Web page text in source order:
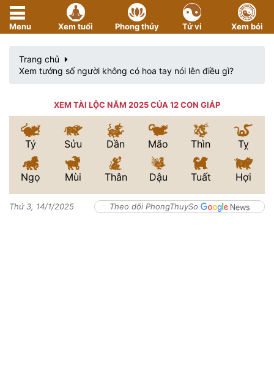
Menu Xem tuổi Phong thủy Tử vi Xem bói
Trang chủ
Xem tướng số người không có hoa tay nói lên điều gì?
XEM TÀI LỘC NĂM 2025 CỦA 12 CON GIÁP
Tý Sửu Dần Mão Thìn Tỵ
Ngọ Mùi Thân Dậu Tuất Hợi
Thứ 3, 14/1/2025 Theo dõi PhongThuySo